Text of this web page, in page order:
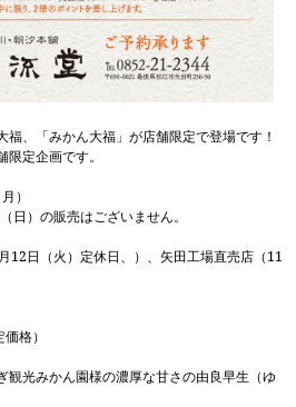
、「みかん大福」が店舗限定で登場です！
定企画です。
）
の販売はございません。
12日（火）定休日、）、矢田工場直売店（11
格）
観光みかん園様の濃厚な甘さの由良早生（ゆ